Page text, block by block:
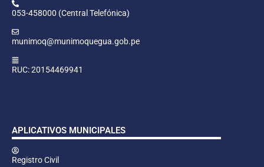
053-458000 (Central Telefónica)
munimoq@munimoquegua.gob.pe
RUC: 20154469941
APLICATIVOS MUNICIPALES
Registro Civil